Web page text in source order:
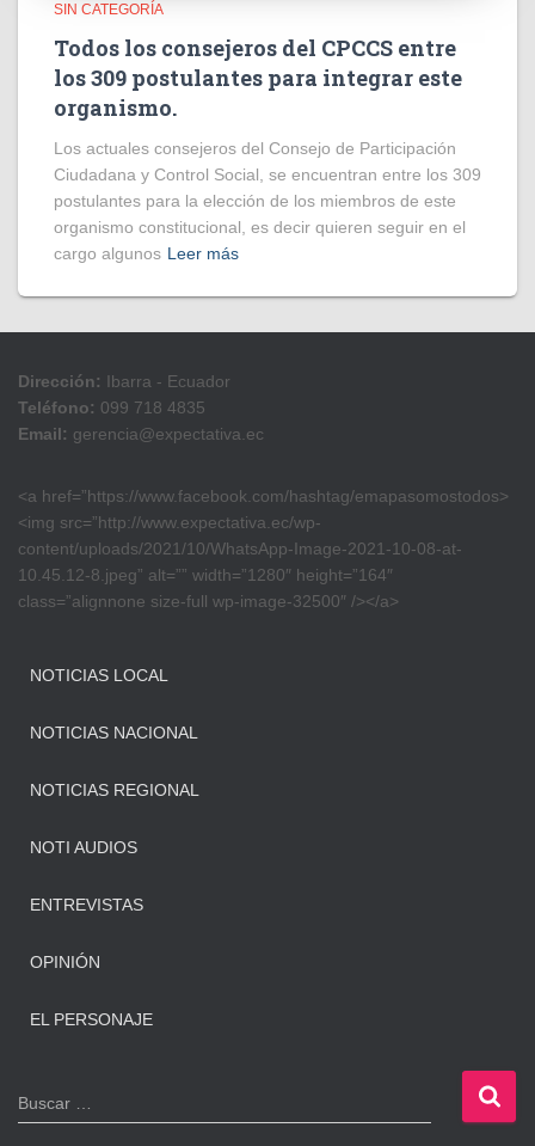
SIN CATEGORÍA
Todos los consejeros del CPCCS entre
los 309 postulantes para integrar este
organismo.
Los actuales consejeros del Consejo de Participación
Ciudadana y Control Social, se encuentran entre los 309
postulantes para la elección de los miembros de este
organismo constitucional, es decir quieren seguir en el
cargo algunos Leer más
Dirección: Ibarra - Ecuador
Teléfono: 099 718 4835
Email: gerencia@expectativa.ec
<a href=”https://www.facebook.com/hashtag/emapasomostodos>
<img src=”http://www.expectativa.ec/wp-
content/uploads/2021/10/WhatsApp-Image-2021-10-08-at-
10.45.12-8.jpeg” alt=”” width=”1280″ height=”164″
class=”alignnone size-full wp-image-32500″ /></a>
NOTICIAS LOCAL
NOTICIAS NACIONAL
NOTICIAS REGIONAL
NOTI AUDIOS
ENTREVISTAS
OPINIÓN
EL PERSONAJE
B
u
Buscar …